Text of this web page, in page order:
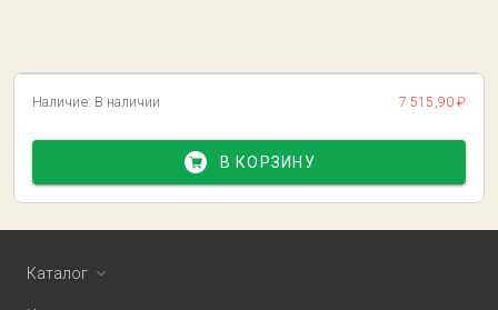
Наличие: В наличии 7 515,90 ₽
В КОРЗИНУ
Каталог